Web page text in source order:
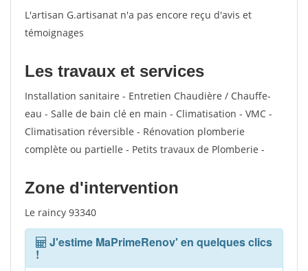
L'artisan G.artisanat n'a pas encore reçu d'avis et
témoignages
Les travaux et services
Installation sanitaire - Entretien Chaudière / Chauffe-
eau - Salle de bain clé en main - Climatisation - VMC -
Climatisation réversible - Rénovation plomberie
complète ou partielle - Petits travaux de Plomberie -
Zone d'intervention
Le raincy 93340